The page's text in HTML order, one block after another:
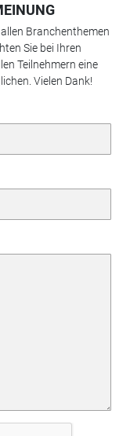
Branchenthemen
Sie bei Ihren
Teilnehmern eine
Vielen Dank!